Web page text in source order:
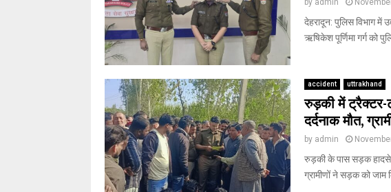
by admin
देहरादून: पुलिस विभाग में
ऋषिकेश पूर्णिमा गर्ग को
accident uttrakhand
रुड़की में ट्रैक्टर-
दर्दनाक मौत,
by admin
रुड़की के पास सड़क हादसे
ग्रामीणों ने सड़क को जाम